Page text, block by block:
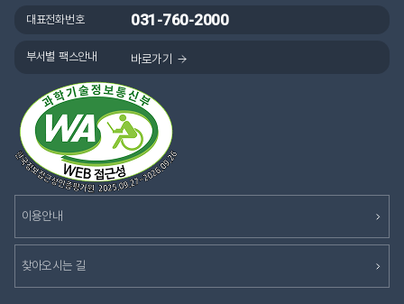
대표전화번호 031-760-2000
부서별 팩스안내 바로가기
이용안내
찾아오시는 길